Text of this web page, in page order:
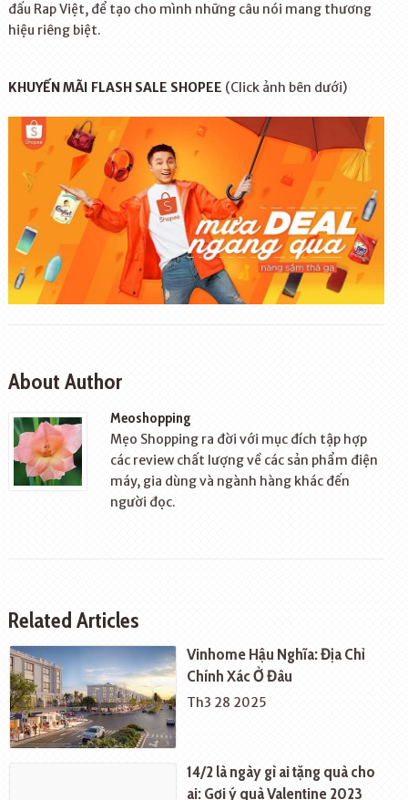
đấu Rap Việt, để tạo cho mình những câu nói mang thương
hiệu riêng biệt.
KHUYẾN MÃI FLASH SALE SHOPEE (Click ảnh bên dưới)
About Author
Meoshopping
Mẹo Shopping ra đời với mục đích tập hợp
các review chất lượng về các sản phẩm điện
máy, gia dùng và ngành hàng khác đến
người đọc.
Related Articles
Vinhome Hậu Nghĩa: Địa Chỉ
Chính Xác Ở Đâu
Th3 28 2025
14/2 là ngày gì ai tặng quà cho
ai: Gợi ý quà Valentine 2023